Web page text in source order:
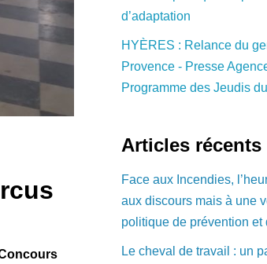
d’adaptation
HYÈRES : Relance du
Provence - Presse
Programme des Jeudis
Articles récents
Face aux Incendies,
aux discours mais à une
politique de prévention et
Le cheval de travail : un